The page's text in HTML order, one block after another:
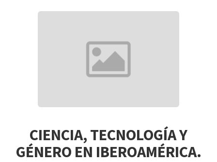
CIENCIA, TECNOLOGÍA Y
GÉNERO EN IBEROAMÉRICA.